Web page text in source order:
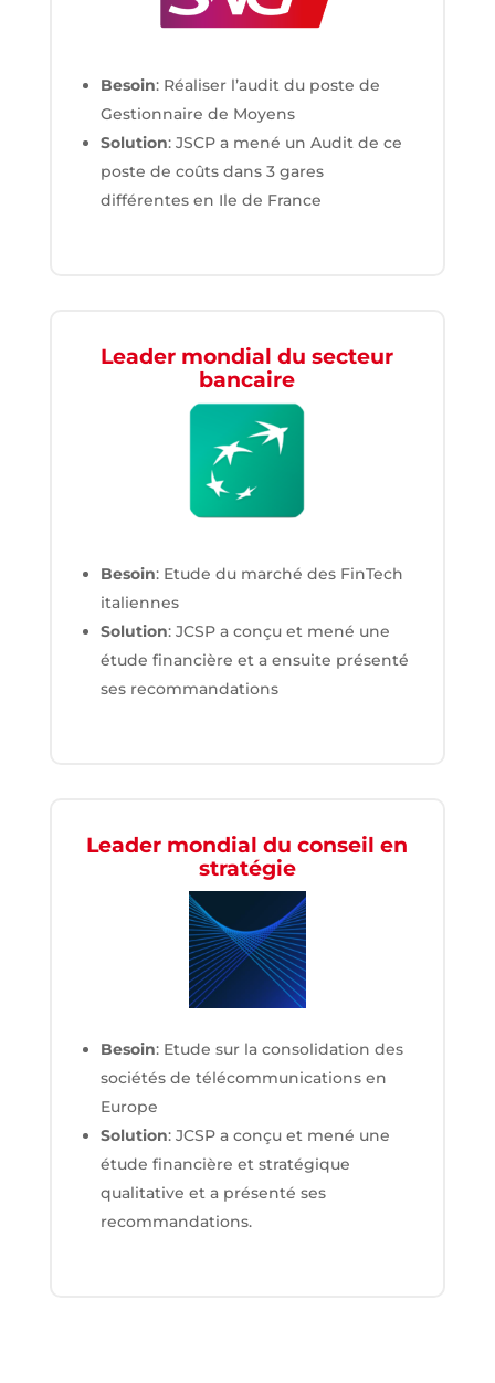
Besoin: Réaliser l’audit du poste de
Gestionnaire de Moyens
Solution: JSCP a mené un Audit de ce
poste de coûts dans 3 gares
différentes en Ile de France
Leader mondial du secteur
bancaire
Besoin: Etude du marché des FinTech
italiennes
Solution: JCSP a conçu et mené une
étude financière et a ensuite présenté
ses recommandations
Leader mondial du conseil en
stratégie
Besoin: Etude sur la consolidation des
sociétés de télécommunications en
Europe
Solution: JCSP a conçu et mené une
étude financière et stratégique
qualitative et a présenté ses
recommandations.